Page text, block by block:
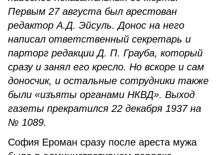
Первым 27 августа был арестован
редактор А.Д. Эйсуль. Донос на него
написал ответственный секретарь и
парторг редакции Д. П. Грауба, который
сразу и занял его кресло. Но вскоре и сам
доносчик, и остальные сотрудники также
были «изъяты органами НКВД». Выход
газеты прекратился 22 декабря 1937 на
№ 1089.
София Ероман сразу после ареста мужа